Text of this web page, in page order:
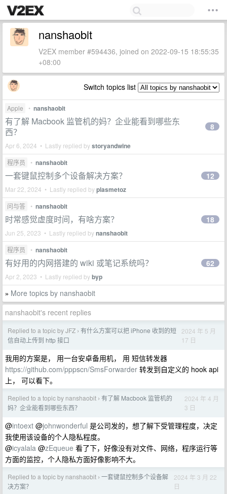
nanshaobit
V2EX member #594436, joined on 2022-09-15 18:55:35
+08:00
Switch topics list
Apple • nanshaobit
有了解 Macbook 监管机的妈？企业能看到哪些东
西？
Apr 6, 2024 • Lastly replied bystoryandwine
8
程序员 • nanshaobit
一套键鼠控制多个设备解决方案？
Mar 22, 2024 • Lastly replied byplasmetoz
12
问与答 • nanshaobit
时常感觉虚度时间，有啥方案？
Jun 25, 2023 • Lastly replied bynanshaobit
18
程序员 • nanshaobit
有好用的内网搭建的 wiki 或笔记系统吗？
Apr 2, 2023 • Lastly replied bybyp
62
» More topics by nanshaobit
nanshaobit's recent replies
Replied to a topic by JFZ › 有什么方案可以把 iPhone 收到的短
信自动上传到 http 接口
2024 年 5 月
17 日
我用的方案是， 用一台安卓备用机， 用 短信转发器
https://github.com/pppscn/SmsForwarder 转发到自定义的 hook api
上， 可以看下。
Replied to a topic by nanshaobit › 有了解 Macbook 监管机的
妈？企业能看到哪些东西？
2024 年 4 月
3 日
@intoext @johnwonderful 是公司发的，想了解下受管理程度，决定
我使用该设备的个人隐私程度。
@icyalala @zEqueue 看了下，好像没有对文件、网络，程序运行等
方面的监控，个人隐私方面好像影响不大。
Replied to a topic by nanshaobit › 一套键鼠控制多个设备解
决方案？
2024 年 3 月 22
日